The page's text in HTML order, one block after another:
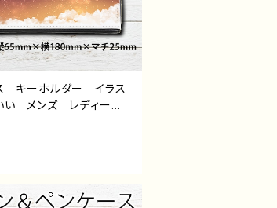
キーホルダー イラス
メンズ レディー
個性的 綺麗 人
クリエイター 絵師
グッズ タイトル：黄昏